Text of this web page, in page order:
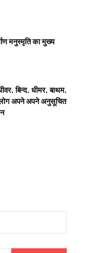
मनुस्मृति का मुख्य
बिन्द, धीमर, बाथम,
अपने अपने अनुसूचित